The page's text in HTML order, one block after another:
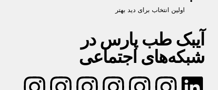
اولین انتخاب برای دید بهتر
آیبک طب پارس در
شبکه‌های اجتماعی